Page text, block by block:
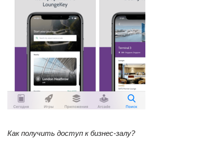
Как получить доступ к бизнес-залу?